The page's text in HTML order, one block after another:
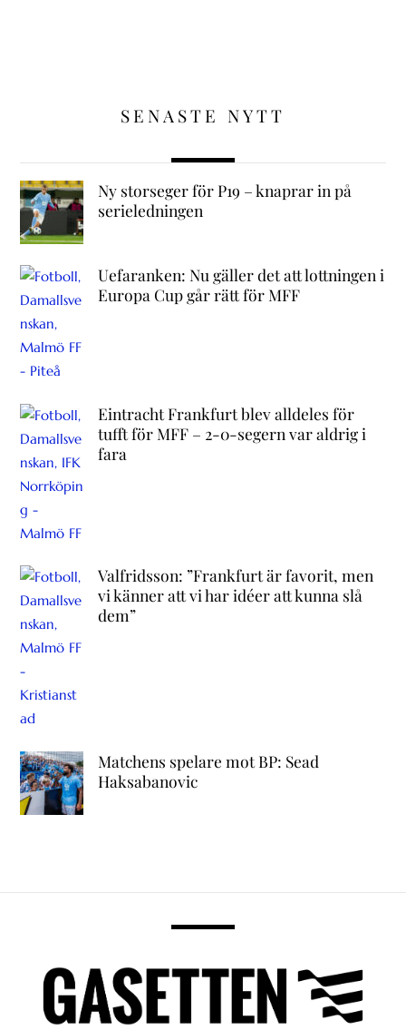
SENASTE NYTT
Ny storseger för P19 – knaprar in på
serieledningen
Uefaranken: Nu gäller det att lottningen i
Europa Cup går rätt för MFF
Eintracht Frankfurt blev alldeles för
tufft för MFF – 2-0-segern var aldrig i
fara
Valfridsson: ”Frankfurt är favorit, men
vi känner att vi har idéer att kunna slå
dem”
Matchens spelare mot BP: Sead
Haksabanovic